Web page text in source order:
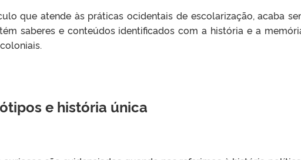
que atende às práticas ocidentais de escolarização, acaba
saberes e conteúdos identificados com a história e a
e história única